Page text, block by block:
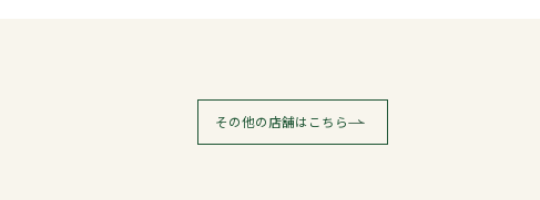
その他の店舗はこちら